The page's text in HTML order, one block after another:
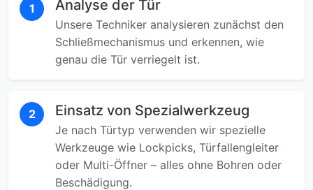
1 Analyse der Tür
Unsere Techniker analysieren zunächst den
Schließmechanismus und erkennen, wie
genau die Tür verriegelt ist.
2 Einsatz von Spezialwerkzeug
Je nach Türtyp verwenden wir spezielle
Werkzeuge wie Lockpicks, Türfallengleiter
oder Multi-Öffner – alles ohne Bohren oder
Beschädigung.